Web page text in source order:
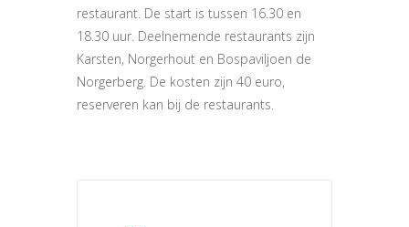
restaurant. De start is tussen 16.30 en
18.30 uur. Deelnemende restaurants zijn
Karsten, Norgerhout en Bospaviljoen de
Norgerberg. De kosten zijn 40 euro,
reserveren kan bij de restaurants.